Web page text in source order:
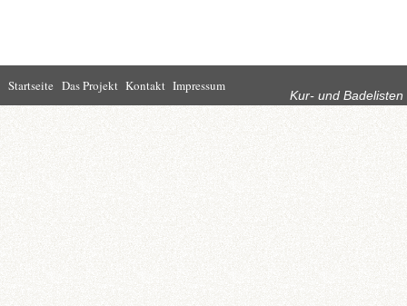
Startseite
Leben in Bad
Homburg
Rathaus
Kultur Wirtschaft
Kur und
Tourismus
Kur- und Badelisten
Startseite Das Projekt Kontakt Impressum